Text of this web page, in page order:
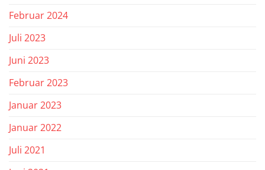
Februar 2024
Juli 2023
Juni 2023
Februar 2023
Januar 2023
Januar 2022
Juli 2021